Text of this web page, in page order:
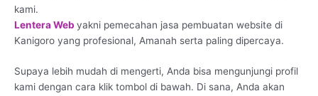
kami.
Lentera Web yakni pemecahan jasa pembuatan website di
Kanigoro yang profesional, Amanah serta paling dipercaya.
Supaya lebih mudah di mengerti, Anda bisa mengunjungi profil
kami dengan cara klik tombol di bawah. Di sana, Anda akan